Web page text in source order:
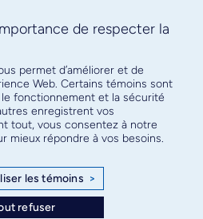
notre infolettre
facultaire
de respecter la
permet d’améliorer et de
Web. Certains témoins sont
fonctionnement et la sécurité
enregistrent vos
tout, vous consentez à notre
mieux répondre à vos besoins.
les témoins >
refuser